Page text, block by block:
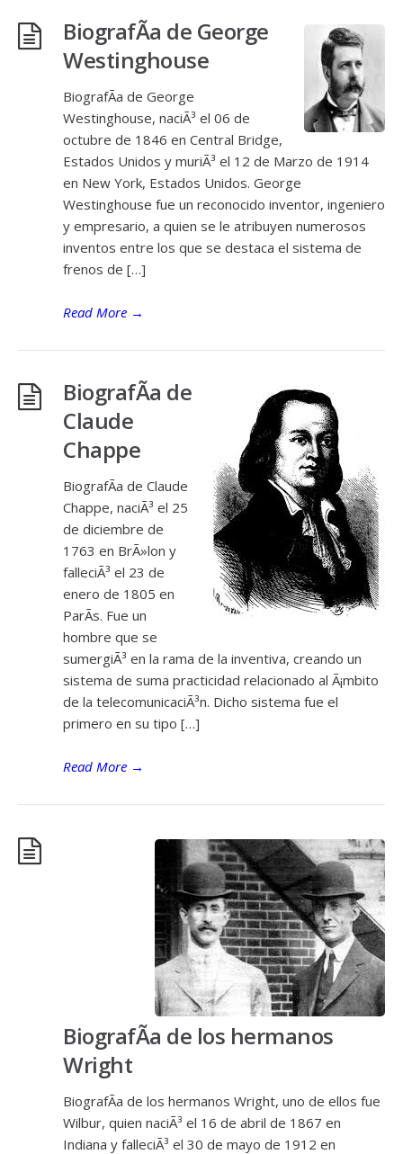
BiografÃ­a de George
Westinghouse
BiografÃ­a de George
Westinghouse, naciÃ³ el 06 de
octubre de 1846 en Central Bridge,
Estados Unidos y muriÃ³ el 12 de Marzo de 1914
en New York, Estados Unidos. George
Westinghouse fue un reconocido inventor, ingeniero
y empresario, a quien se le atribuyen numerosos
inventos entre los que se destaca el sistema de
frenos de […]
Read More →
BiografÃ­a de
Claude
Chappe
BiografÃ­a de Claude
Chappe, naciÃ³ el 25
de diciembre de
1763 en BrÃ»lon y
falleciÃ³ el 23 de
enero de 1805 en
ParÃ­s. Fue un
hombre que se
sumergiÃ³ en la rama de la inventiva, creando un
sistema de suma practicidad relacionado al Ã¡mbito
de la telecomunicaciÃ³n. Dicho sistema fue el
primero en su tipo […]
Read More →
BiografÃ­a de los hermanos
Wright
BiografÃ­a de los hermanos Wright, uno de ellos fue
Wilbur, quien naciÃ³ el 16 de abril de 1867 en
Indiana y falleciÃ³ el 30 de mayo de 1912 en